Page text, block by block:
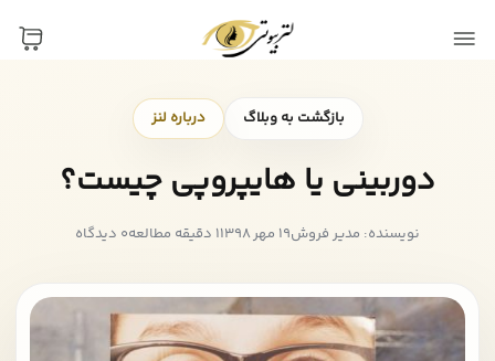
بازگشت به وبلاگ درباره لنز
دوربینی یا هایپروپی چیست؟
نویسنده: مدیر فروش19 مهر 1398 1 دقیقه مطالعه 0 دیدگاه